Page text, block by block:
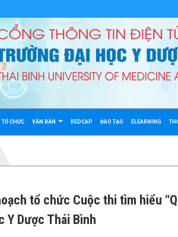
TỔ CHỨC VĂN BẢN REDCAP ĐÀO TẠO ELEARNING
tổ chức Cuộc thi tìm hiểu
Y Dược Thái Bình